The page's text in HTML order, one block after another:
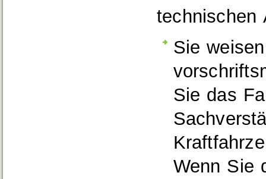
technischen
Sie
Sie das
Wenn Sie